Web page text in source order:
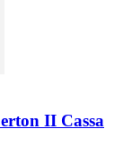
II Cassa